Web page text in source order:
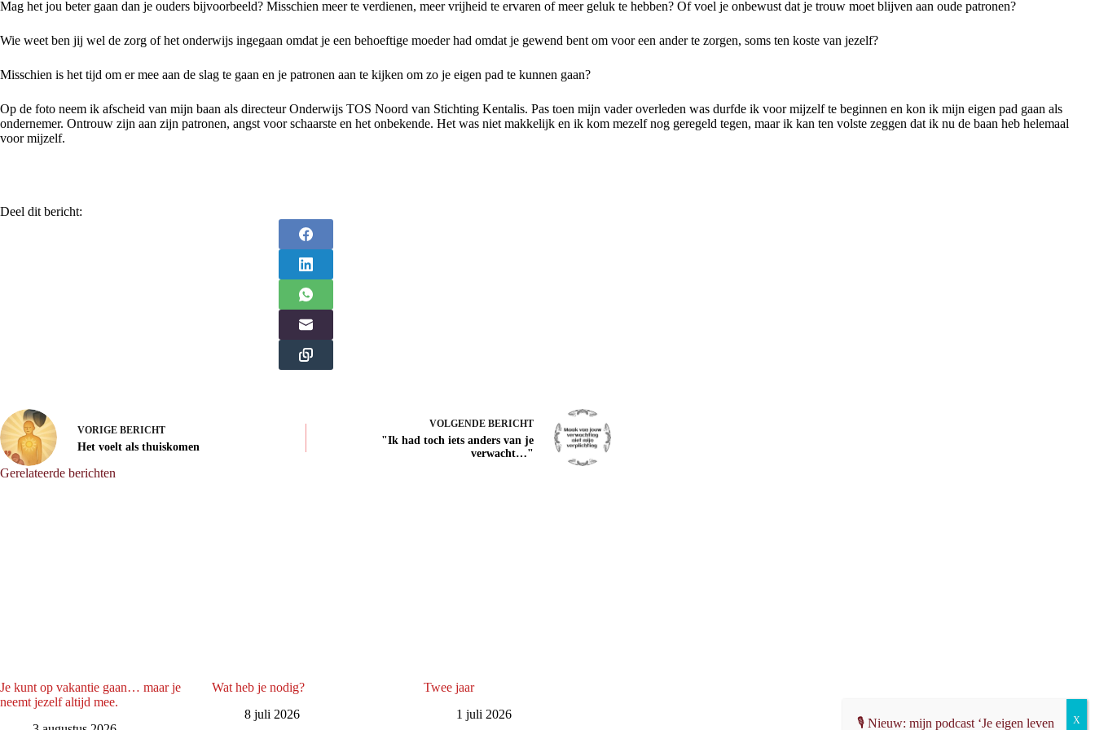
Mag het jou beter gaan dan je ouders bijvoorbeeld? Misschien meer te verdienen, meer vrijheid te ervaren of meer geluk te hebben? Of voel je onbewust dat je trouw moet blijven aan oude patronen?
Wie weet ben jij wel de zorg of het onderwijs ingegaan omdat je een behoeftige moeder had omdat je gewend bent om voor een ander te zorgen, soms ten koste van jezelf?
Misschien is het tijd om er mee aan de slag te gaan en je patronen aan te kijken om zo je eigen pad te kunnen gaan?
Op de foto neem ik afscheid van mijn baan als directeur Onderwijs TOS Noord van Stichting Kentalis. Pas toen mijn vader overleden was durfde ik voor mijzelf te beginnen en kon ik mijn eigen pad gaan als
ondernemer. Ontrouw zijn aan zijn patronen, angst voor schaarste en het onbekende. Het was niet makkelijk en ik kom mezelf nog geregeld tegen, maar ik kan ten volste zeggen dat ik nu de baan heb helemaal
voor mijzelf.
Deel dit bericht:
VORIGE BERICHT
Het voelt als thuiskomen
VOLGENDE BERICHT
"Ik had toch iets anders van je
verwacht…"
Gerelateerde berichten
Je kunt op vakantie gaan… maar je
neemt jezelf altijd mee.
Wat heb je nodig?
8 juli 2026
Twee jaar
1 juli 2026
🎙️ Nieuw: mijn podcast ‘Je eigen leven